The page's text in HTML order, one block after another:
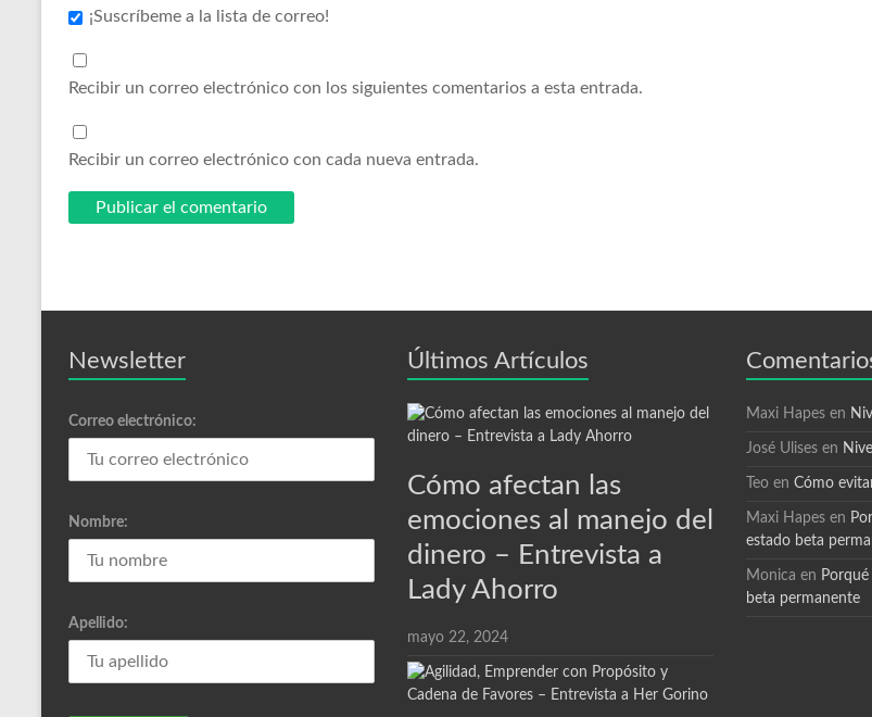
¡Suscríbeme a la lista de correo!
Recibir un correo electrónico con los siguientes comentarios a esta entrada.
Recibir un correo electrónico con cada nueva entrada.
Newsletter
Correo electrónico:
Nombre:
Apellido:
Últimos Artículos
Cómo afectan las
emociones al manejo del
dinero – Entrevista a
Lady Ahorro
mayo 22, 2024
Maxi Hapes en
José Ulises en
Teo en Cómo
Maxi Hapes en
estado beta
Monica en
beta permanente